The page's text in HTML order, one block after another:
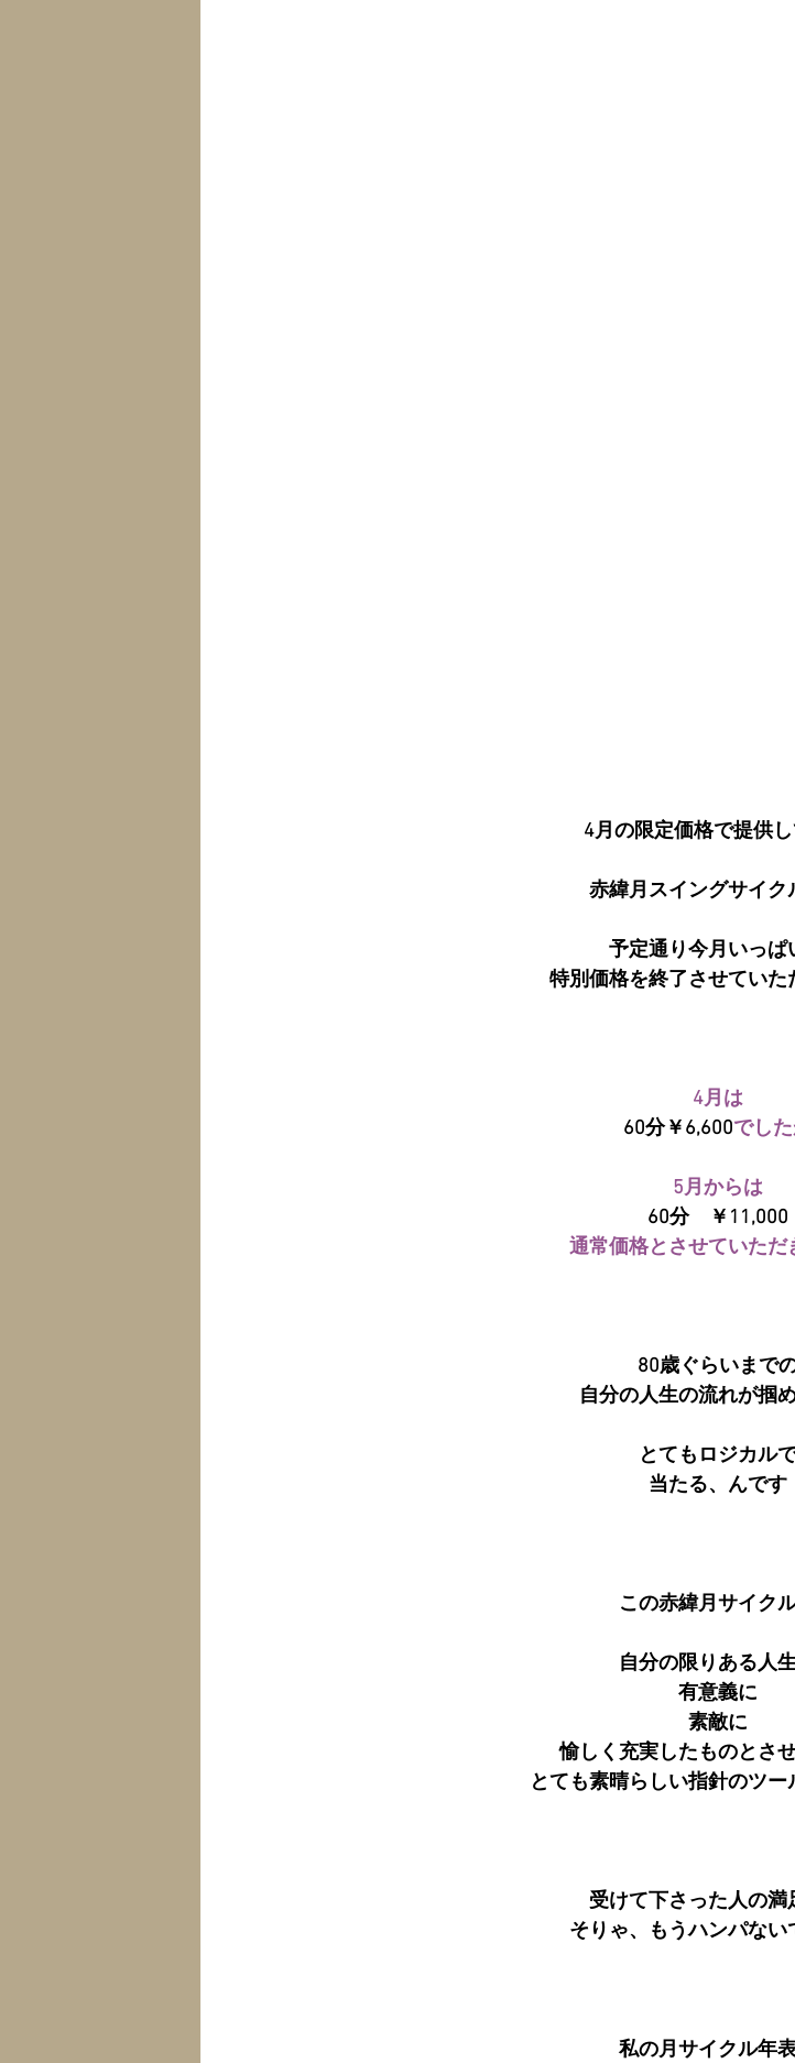
4月の限定価格で提供
赤緯月スイングサイク
予定通り今月いっぱ
特別価格を終了させていた
4月は
60分￥6,600でし
5月からは
60分　￥11,000
通常価格とさせていただ
80歳ぐらいまで
自分の人生の流れが掴
とてもロジカル
当たる、んです
この赤緯月サイク
自分の限りある人
有意義に
素敵に
愉しく充実したものとさ
とても素晴らしい指針のツー
受けて下さった人の満
そりゃ、もうハンパない
私の月サイクル年